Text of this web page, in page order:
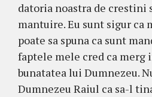
datoria noastra de crestini
mantuire. Eu sunt sigur ca
poate sa spuna ca sunt
faptele mele cred ca merg
bunatatea lui Dumnezeu.
Dumnezeu Raiul ca sa-l